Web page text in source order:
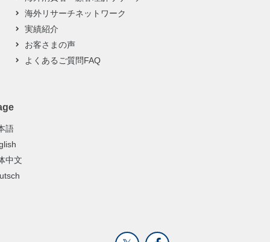
海外リサーチネットワーク
実績紹介
お客さまの声
よくあるご質問FAQ
語
中文